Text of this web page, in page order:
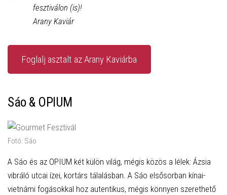
fesztiválon (is)!
Arany Kaviár
Foglalj asztalt az Arany Kaviárba
Sáo & OPIUM
Fotó: Sáo
A Sáo és az OPIUM két külön világ, mégis közös a lélek: Ázsia
vibráló utcai ízei, kortárs tálalásban. A Sáo elsősorban kínai-
vietnámi fogásokkal hoz autentikus, mégis könnyen szerethető